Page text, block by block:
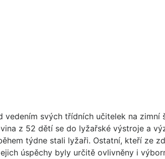
vedením svých třídních učitelek na zimní
z 52 dětí se do lyžařské výstroje a
týdne stali lyžaři. Ostatní, kteří ze
úspěchy byly určitě ovlivněny i